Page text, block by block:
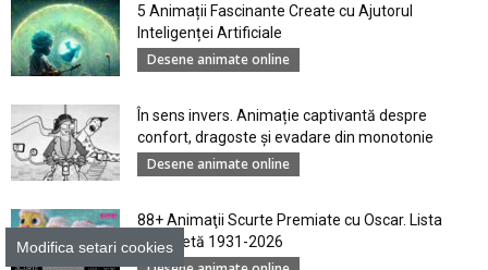
5 Animații Fascinante Create cu Ajutorul
Inteligenței Artificiale
Desene animate online
În sens invers. Animație captivantă despre
confort, dragoste și evadare din monotonie
Desene animate online
88+ Animaţii Scurte Premiate cu Oscar. Lista
Completă 1931-2026
Modifica setari cookies